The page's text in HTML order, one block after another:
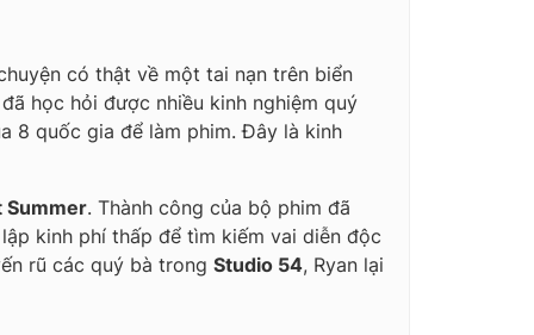
có thật về một tai nạn trên biển
học hỏi được nhiều kinh nghiệm quý
8 quốc gia để làm phim. Đây là kinh
Summer. Thành công của bộ phim đã
kinh phí thấp để tìm kiếm vai diễn độc
rũ các quý bà trong Studio 54, Ryan lại